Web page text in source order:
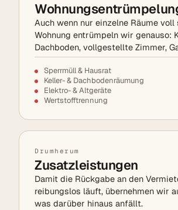
Auch wenn nur einzelne Räume voll
Wohnung entrümpeln wir genauso:
Dachboden, vollgestellte Zimmer,
Sperrmüll & Hausrat
Keller- & Dachbodenräumung
Elektro- & Altgeräte
Wertstofftrennung
Drumherum
Zusatzleistungen
Damit die Rückgabe an den
reibungslos läuft, übernehmen wir
was darüber hinaus anfällt.